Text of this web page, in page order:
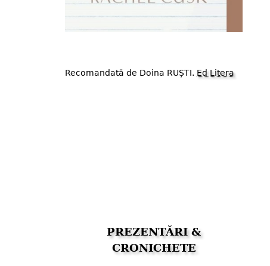
Recomandată de Doina RUȘTI. Ed Litera
PREZENTĂRI &
CRONICHETE